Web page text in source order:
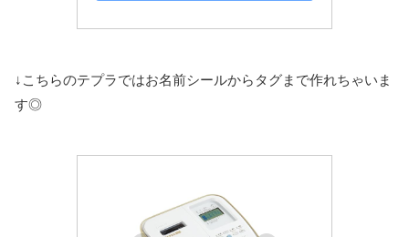
↓こちらのテプラではお名前シールからタグまで作れちゃいま
す◎